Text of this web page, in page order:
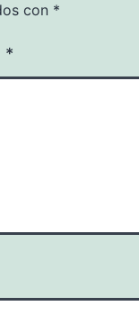
con *
*